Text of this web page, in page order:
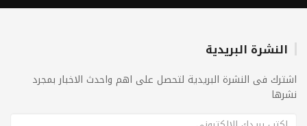
النشرة البريدية
اشترك فى النشرة البريدية لتحصل على اهم واحدث الاخبار بمجرد
نشرها